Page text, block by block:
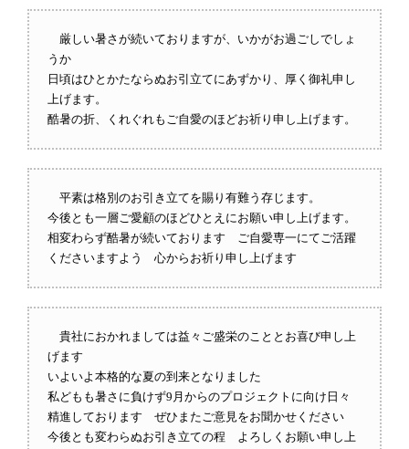
厳しい暑さが続いておりますが、いかがお過ごしでしょ
うか
日頃はひとかたならぬお引立てにあずかり、厚く御礼申し
上げます。
酷暑の折、くれぐれもご自愛のほどお祈り申し上げます。
平素は格別のお引き立てを賜り有難う存じます。
今後とも一層ご愛顧のほどひとえにお願い申し上げます。
相変わらず酷暑が続いております ご自愛専一にてご活躍
くださいますよう 心からお祈り申し上げます
貴社におかれましては益々ご盛栄のこととお喜び申し上
げます
いよいよ本格的な夏の到来となりました
私どもも暑さに負けず9月からのプロジェクトに向け日々
精進しております ぜひまたご意見をお聞かせください
今後とも変わらぬお引き立ての程 よろしくお願い申し上